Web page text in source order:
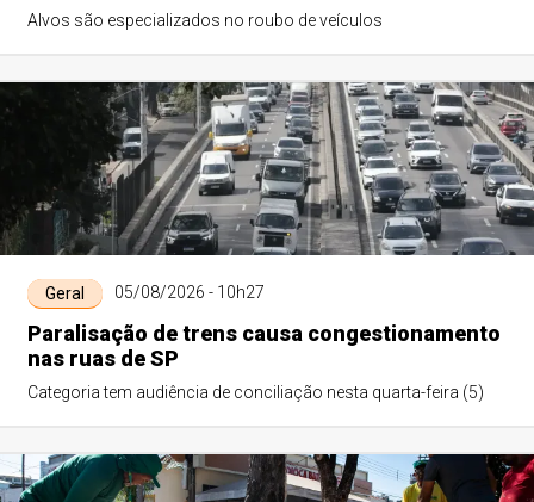
Alvos são especializados no roubo de veículos
Geral 05/08/2026 - 10h27
Paralisação de trens causa congestionamento
nas ruas de SP
Categoria tem audiência de conciliação nesta quarta-feira (5)